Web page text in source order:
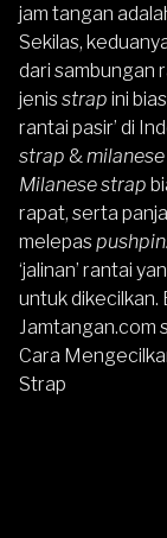
jam tangan
Sekilas,
dari sambungan
jenisstrap ini
rantai pasir’ di
strap &
Milanese strap
rapat, serta
melepas pushpin.
‘jalinan’ rantai
untuk dikecilkan.
Jamtangan.com
Cara
Strap